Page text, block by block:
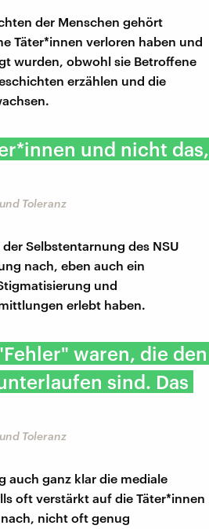
der Menschen gehört
Täter*innen verloren haben und
wurden, obwohl sie Betroffene
erzählen und die
und nicht das,
Toleranz
Selbstentarnung des NSU
nach, eben auch ein
und
erlebt haben.
waren, die den
sind. Das
Toleranz
auch ganz klar die mediale
oft verstärkt auf die Täter*innen
nicht oft genug